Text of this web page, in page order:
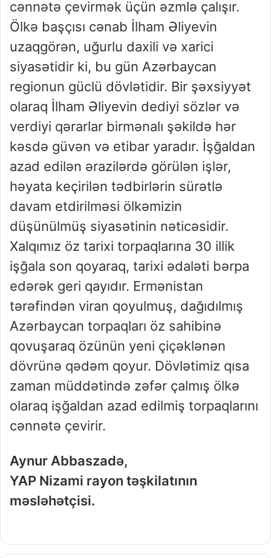
cənnətə çevirmək üçün əzmlə çalışır.
Ölkə başçısı cənab İlham Əliyevin
uzaqgörən, uğurlu daxili və xarici
siyasətidir ki, bu gün Azərbaycan
regionun güclü dövlətidir. Bir şəxsiyyət
olaraq İlham Əliyevin dediyi sözlər və
verdiyi qərarlar birmənalı şəkildə hər
kəsdə güvən və etibar yaradır. İşğaldan
azad edilən ərazilərdə görülən işlər,
həyata keçirilən tədbirlərin sürətlə
davam etdirilməsi ölkəmizin
düşünülmüş siyasətinin nəticəsidir.
Xalqımız öz tarixi torpaqlarına 30 illik
işğala son qoyaraq, tarixi ədaləti bərpa
edərək geri qayıdır. Ermənistan
tərəfindən viran qoyulmuş, dağıdılmış
Azərbaycan torpaqları öz sahibinə
qovuşaraq özünün yeni çiçəklənən
dövrünə qədəm qoyur. Dövlətimiz qısa
zaman müddətində zəfər çalmış ölkə
olaraq işğaldan azad edilmiş torpaqlarını
cənnətə çevirir.
Aynur Abbaszadə,
YAP Nizami rayon təşkilatının
məsləhətçisi.